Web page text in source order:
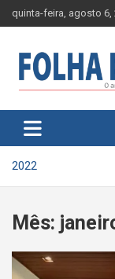
to
quinta-feira, agosto 6,
2022
Mês: